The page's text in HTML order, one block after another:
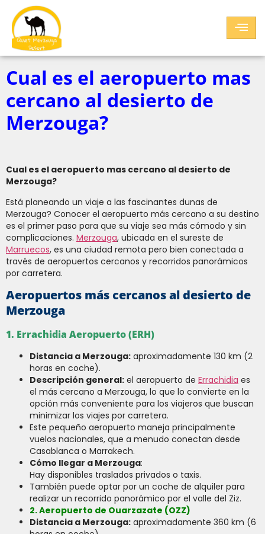
Cual es el aeropuerto mas
cercano al desierto de
Merzouga?
Cual es el aeropuerto mas cercano al desierto de
Merzouga?
Está planeando un viaje a las fascinantes dunas de
Merzouga? Conocer el aeropuerto más cercano a su destino
es el primer paso para que su viaje sea más cómodo y sin
complicaciones. Merzouga, ubicada en el sureste de
Marruecos, es una ciudad remota pero bien conectada a
través de aeropuertos cercanos y recorridos panorámicos
por carretera.
Aeropuertos más cercanos al desierto de
Merzouga
1. Errachidia Aeropuerto (ERH)
Distancia a Merzouga: aproximadamente 130 km (2
horas en coche).
Descripción general: el aeropuerto de Errachidia es
el más cercano a Merzouga, lo que lo convierte en la
opción más conveniente para los viajeros que buscan
minimizar los viajes por carretera.
Este pequeño aeropuerto maneja principalmente
vuelos nacionales, que a menudo conectan desde
Casablanca o Marrakech.
Cómo llegar a Merzouga:
Hay disponibles traslados privados o taxis.
También puede optar por un coche de alquiler para
realizar un recorrido panorámico por el valle del Ziz.
2. Aeropuerto de Ouarzazate (OZZ)
Distancia a Merzouga: aproximadamente 360 ​​km (6